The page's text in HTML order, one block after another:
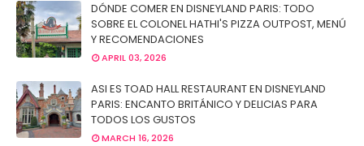
DÓNDE COMER EN DISNEYLAND PARIS: TODO
SOBRE EL COLONEL HATHI'S PIZZA OUTPOST, MENÚ
Y RECOMENDACIONES
APRIL 03, 2026
ASI ES TOAD HALL RESTAURANT EN DISNEYLAND
PARIS: ENCANTO BRITÁNICO Y DELICIAS PARA
TODOS LOS GUSTOS
MARCH 16, 2026